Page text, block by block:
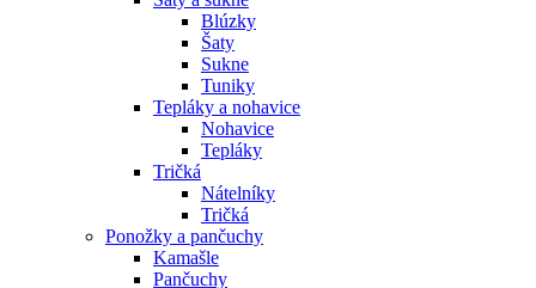
Blúzky
Šaty
Sukne
Tuniky
Tepláky a nohavice
Nohavice
Tepláky
Tričká
Nátelníky
Tričká
Ponožky a pančuchy
Kamašle
Pančuchy